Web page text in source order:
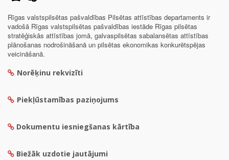
Rīgas valstspilsētas pašvaldības Pilsētas attīstības departaments ir
vadošā Rīgas valstspilsētas pašvaldības iestāde Rīgas pilsētas
stratēģiskās attīstības jomā, galvaspilsētas sabalansētas attīstības
plānošanas nodrošināšanā un pilsētas ekonomikas konkurētspējas
veicināšanā.
Norēķinu rekvizīti
Piekļūstamības paziņojums
Dokumentu iesniegšanas kārtība
Biežāk uzdotie jautājumi